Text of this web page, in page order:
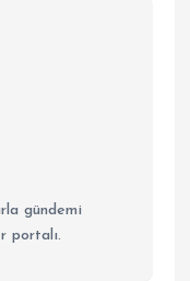
gündemi
portalı.